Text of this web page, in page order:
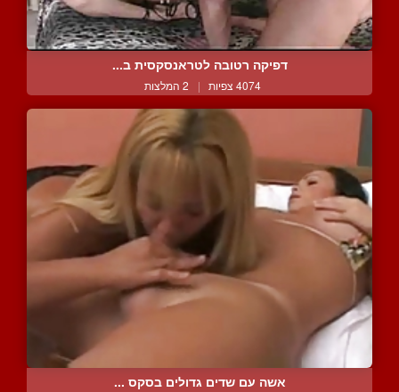
דפיקה רטובה לטראנסקסית ב...
4074 צפיות | 2 המלצות
אשה עם שדים גדולים בסקס ...